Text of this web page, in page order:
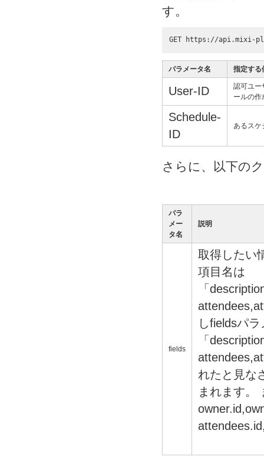
す。
GET https://api.mixi-
パラメータ名 指定する
User-ID
認可ユー
ールの作
Schedule-
ID
あるスケ
さらに、以下の
パラ
メー
タ名
説明
fields
取得したい
項目名は
「
しfieldsパ
「
れたと見な
まれます。